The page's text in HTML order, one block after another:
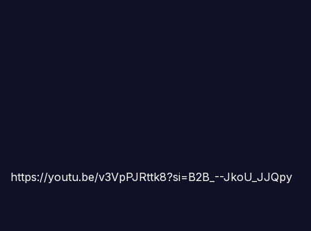
https://youtu.be/v3VpPJRttk8?si=B2B_--JkoU_JJQpy